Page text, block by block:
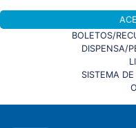
BOLETOS/
DISPENSA/
SISTEMA